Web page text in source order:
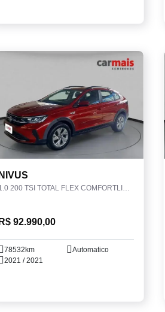
NIVUS
1.0 200 TSI TOTAL FLEX COMFORTLINE AUTOMÁTICO
R$ 92.990,00
78532km
Automatico
2021 / 2021